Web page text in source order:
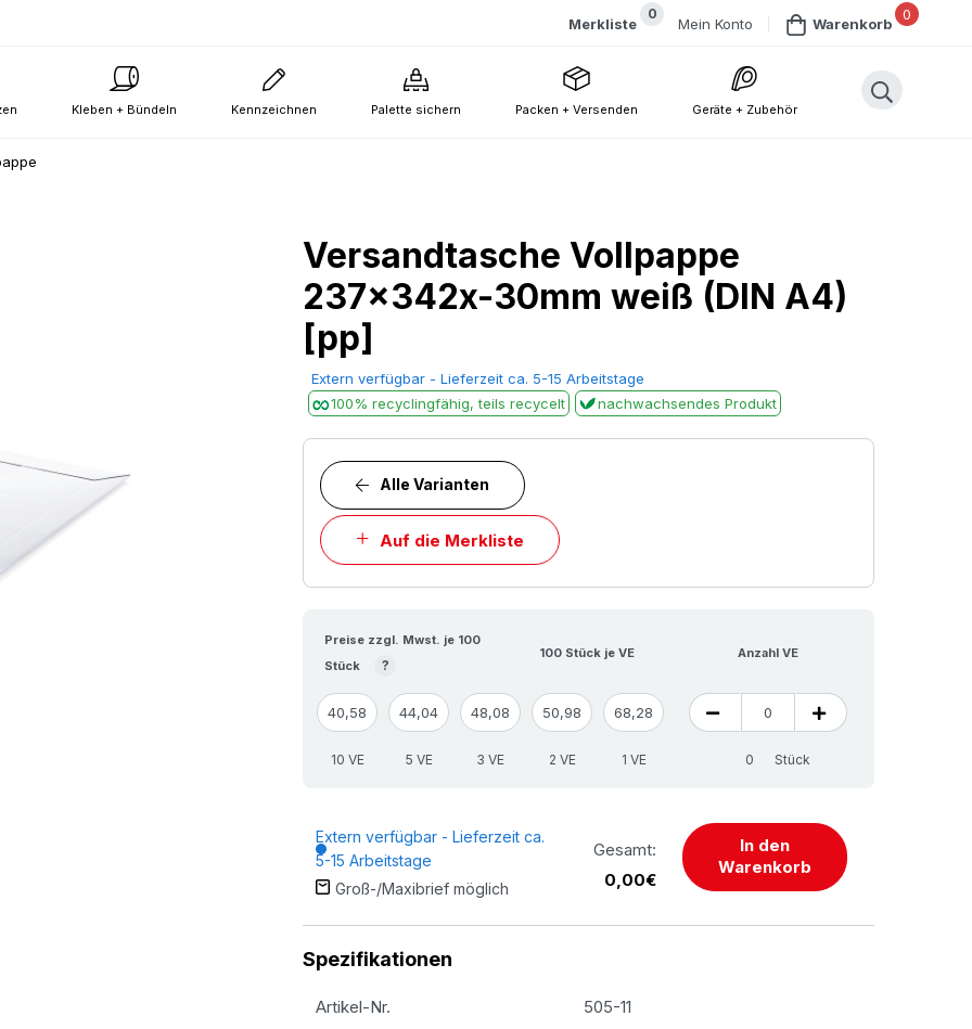
0
Merkliste Mein Konto
0
Warenkorb
Kleben + Bündeln Kennzeichnen Palette sichern Packen + Versenden Geräte + Zubehör
Versandtasche Vollpappe
237x342x-30mm weiß (DIN A4)
[pp]
Extern verfügbar - Lieferzeit ca. 5-15 Arbeitstage
100% recyclingfähig, teils recycelt
nachwachsendes Produkt
Auf die Merkliste
Alle Varianten
Preise zzgl. Mwst. je 100
Stück
?
100 Stück je VE Anzahl VE
40,58 44,04 48,08 50,98 68,28
10 VE 5 VE 3 VE 2 VE 1 VE Stück
Extern verfügbar - Lieferzeit ca.
5-15 Arbeitstage
Groß-/Maxibrief möglich
Gesamt:
0,00€
In den
Warenkorb
Spezifikationen
Artikel-Nr. 505-11